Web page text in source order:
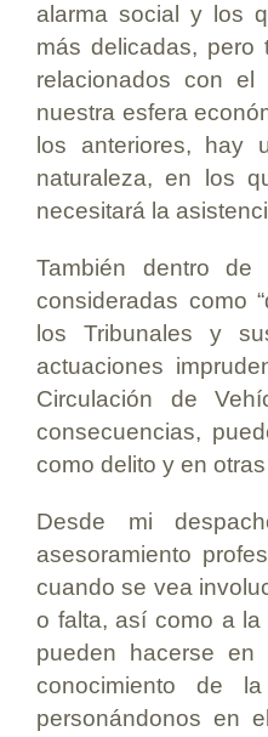
alarma social y los
más delicadas, pero
relacionados con
nuestra esfera
los anteriores, hay
naturaleza, en los
necesitará la
También dentro
consideradas como
los Tribunales y
actuaciones
Circulación de
consecuencias,
como delito y en
Desde mi
asesoramiento
cuando se vea
o falta, así como a
pueden hacerse en
conocimiento de
personándonos en